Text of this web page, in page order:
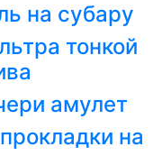
на субару
тонкой
амулет
на